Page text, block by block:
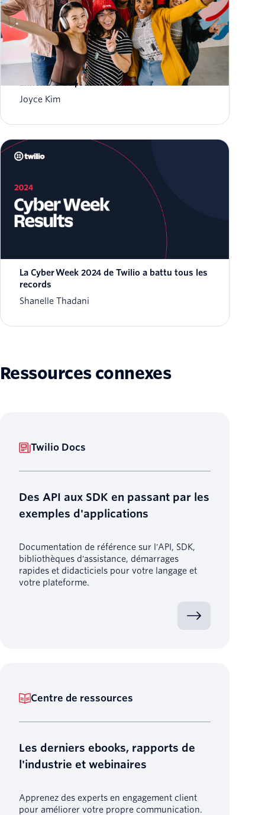
SIGNAL 2023 : Stratégie CustomerAI et
annonces de produits Twilio
Joyce Kim
La Cyber Week 2024 de Twilio a battu tous les
records
Shanelle Thadani
Ressources connexes
Twilio Docs
Des API aux SDK en passant par les
exemples d'applications
Documentation de référence sur l'API, SDK,
bibliothèques d'assistance, démarrages
rapides et didacticiels pour votre langage et
votre plateforme.
Centre de ressources
Les derniers ebooks, rapports de
l'industrie et webinaires
Apprenez des experts en engagement client
pour améliorer votre propre communication.